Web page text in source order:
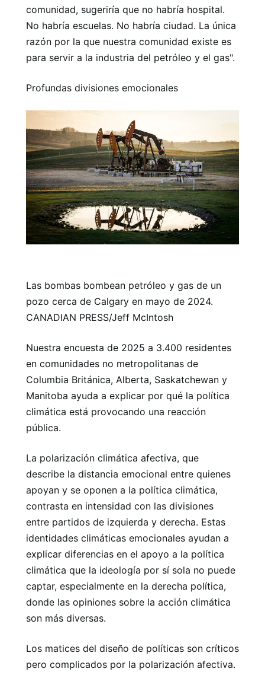
comunidad, sugeriría que no habría hospital.
No habría escuelas. No habría ciudad. La única
razón por la que nuestra comunidad existe es
para servir a la industria del petróleo y el gas".
Profundas divisiones emocionales
Las bombas bombean petróleo y gas de un
pozo cerca de Calgary en mayo de 2024.
CANADIAN PRESS/Jeff McIntosh
Nuestra encuesta de 2025 a 3.400 residentes
en comunidades no metropolitanas de
Columbia Británica, Alberta, Saskatchewan y
Manitoba ayuda a explicar por qué la política
climática está provocando una reacción
pública.
La polarización climática afectiva, que
describe la distancia emocional entre quienes
apoyan y se oponen a la política climática,
contrasta en intensidad con las divisiones
entre partidos de izquierda y derecha. Estas
identidades climáticas emocionales ayudan a
explicar diferencias en el apoyo a la política
climática que la ideología por sí sola no puede
captar, especialmente en la derecha política,
donde las opiniones sobre la acción climática
son más diversas.
Los matices del diseño de políticas son críticos
pero complicados por la polarización afectiva.